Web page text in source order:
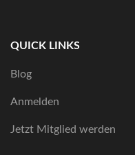
QUICK LINKS
Blog
Anmelden
Jetzt Mitglied werden